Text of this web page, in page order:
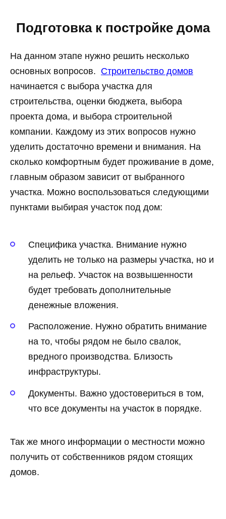
Подготовка к постройке дома
На данном этапе нужно решить несколько
основных вопросов. Строительство домов
начинается с выбора участка для
строительства, оценки бюджета, выбора
проекта дома, и выбора строительной
компании. Каждому из этих вопросов нужно
уделить достаточно времени и внимания. На
сколько комфортным будет проживание в доме,
главным образом зависит от выбранного
участка. Можно воспользоваться следующими
пунктами выбирая участок под дом:
Специфика участка. Внимание нужно
уделить не только на размеры участка, но и
на рельеф. Участок на возвышенности
будет требовать дополнительные
денежные вложения.
Расположение. Нужно обратить внимание
на то, чтобы рядом не было свалок,
вредного производства. Близость
инфраструктуры.
Документы. Важно удостовериться в том,
что все документы на участок в порядке.
Так же много информации о местности можно
получить от собственников рядом стоящих
домов.